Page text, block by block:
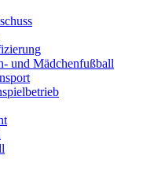
und Mädchenfußball